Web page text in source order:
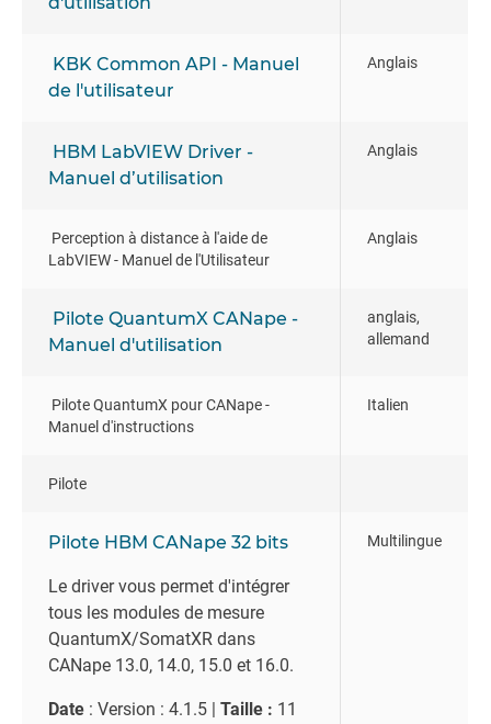
KBK Common API - Manuel
de l'utilisateur
Anglais
HBM LabVIEW Driver -
Manuel d’utilisation
Anglais
Perception à distance à l'aide de
LabVIEW - Manuel de l'Utilisateur
Anglais
Pilote QuantumX CANape -
Manuel d'utilisation
anglais,
allemand
Pilote QuantumX pour CANape -
Manuel d'instructions
Italien
Pilote
Pilote HBM CANape 32 bits
Le driver vous permet d'intégrer
tous les modules de mesure
QuantumX/SomatXR dans
CANape 13.0, 14.0, 15.0 et 16.0.
Date : Version : 4.1.5 | Taille : 11
Multilingue